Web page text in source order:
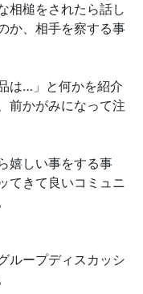
相槌をされたら話し
か、相手を察する事
は…」と何かを紹介
前かがみになって注
嬉しい事をする事
てきて良いコミュニ
ループディスカッシ